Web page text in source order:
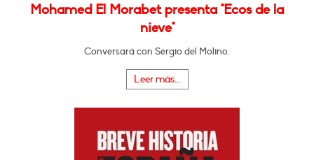
Mohamed El Morabet presenta "Ecos de la
nieve"
Conversará con Sergio del Molino.
Leer más...